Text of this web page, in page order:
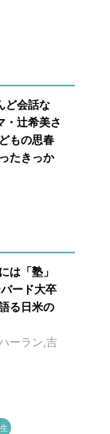
ど会話な
・辻希美さ
もの思春
たきっか
は「塾」
ード大卒
る日米の
ーラン,吉